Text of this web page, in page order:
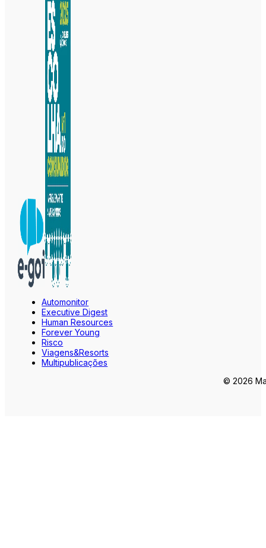
Automonitor
Executive Digest
Human Resources
Forever Young
Risco
Viagens&Resorts
Multipublicações
© 2026